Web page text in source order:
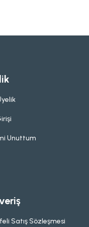
Unuttum
Satış Sözleşmesi